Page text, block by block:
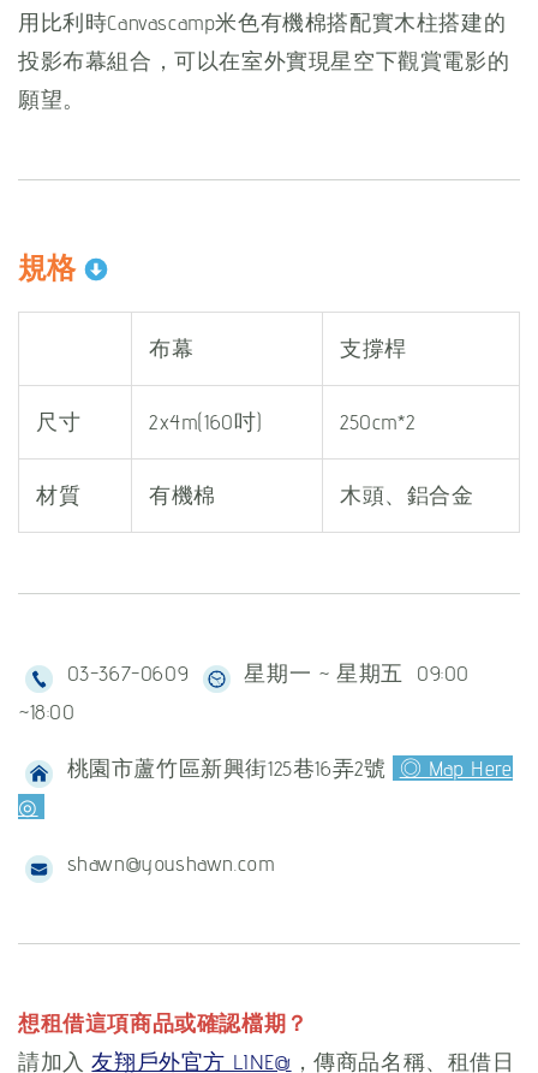
用比利時Canvascamp米色有機棉搭配實木柱搭建的
投影布幕組合，可以在室外實現星空下觀賞電影的
願望。
規格
布幕 支撐桿
尺寸 2x4m(160吋) 250cm*2
材質 有機棉 木頭、鋁合金
03-367-0609
星期一 ~ 星期五 09:00
~18:00
桃園市蘆竹區新興街125巷16弄2號
◎ Map Here
◎
shawn@youshawn.com
想租借這項商品或確認檔期？
請加入友翔戶外官方 LINE@ ，傳商品名稱、租借日